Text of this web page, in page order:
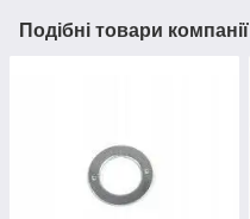
Подібні товари компанії